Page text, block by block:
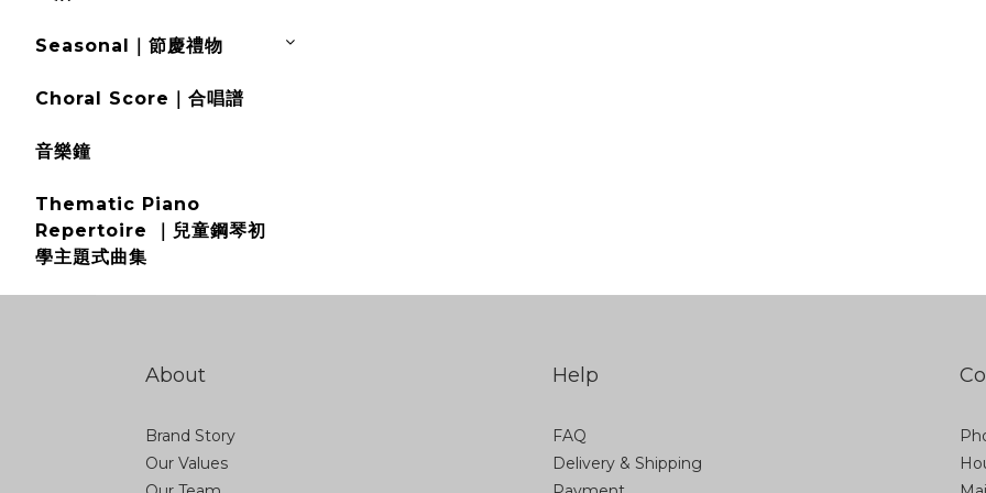
Seasonal｜節慶禮物
Choral Score｜合唱譜
音樂鐘
Thematic Piano
Repertoire ｜兒童鋼琴初
學主題式曲集
About
Brand Story
Our Values
Help
FAQ
Delivery & Shipping